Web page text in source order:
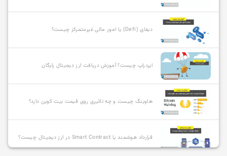
دیفای (Defi) یا امور مالی غیرمتمرکز چیست؟
ایردراپ چیست؟ آموزش دریافت ارز دیجیتال رایگان
هاوینگ چیست و چه تاثیری روی قیمت بیت کوین دارد؟
قرارداد هوشمند یا Smart Contract در ارز دیجیتال چیست؟